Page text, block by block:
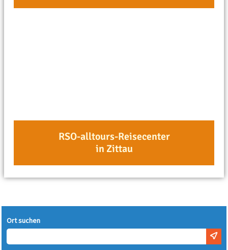
RSO-alltours-Reisecenter
in Zittau
Ort suchen